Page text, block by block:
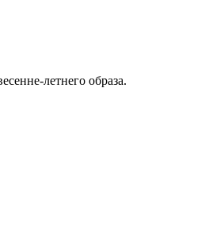
летнего образа.